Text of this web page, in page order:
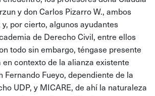
y don Carlos Pizarro W., ambos
por cierto, algunos ayudantes
de Derecho Civil, entre ellos
todo sin embargo, téngase presente
contexto de la alianza existente
Fernando Fueyo, dependiente de la
UDP, y MICARE, de ahí la naturaleza